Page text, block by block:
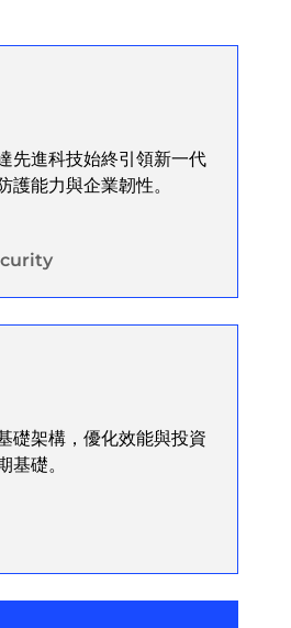
先進科技始終引領新一代
護能力與企業韌性。
礎架構，優化效能與投資
基礎。